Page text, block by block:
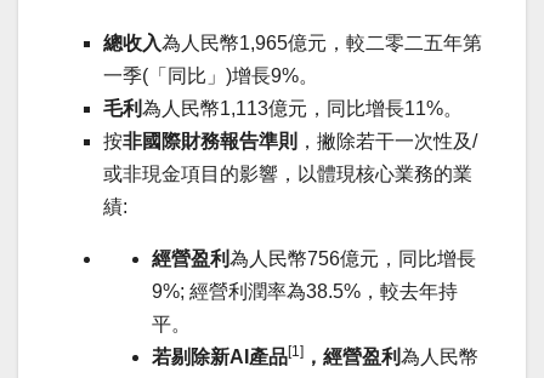
總收入為人民幣1,965億元，較二零二五年第
一季(「同比」)增長9%。
毛利為人民幣1,113億元，同比增長11%。
按非國際財務報告準則 ，撇除若干一次性及/
或非現金項目的影響，以體現核心業務的業
績:
經營盈利為人民幣756億元，同比增長
9%; 經營利潤率為38.5%，較去年持
平。
若剔除新AI 產品[1] ，經營盈利為人民幣